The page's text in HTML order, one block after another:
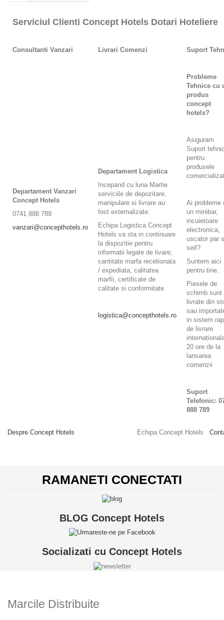
Serviciul Clienti Concept Hotels Dotari Hoteliere
Consultanti Vanzari Livrari Comenzi Suport
Departament Vanzari
Concept Hotels
0741 888 789
vanzari@concepthotels.ro
Departament Logistica
Incepand cu luna Martie
serviciile de depozitare,
manipulare si livrare au
fost externalizate.
Echipa Logistica Concept
Hotels va sta in continuare
la dispozitie pentru
informatii legate de livare,
cantitate marfa recetionata
/ expediata, calitatea
marfii, certificate de
calitate si conformitate.
logistica@concepthotels.ro
Probleme
Tehnice cu
produs
concept
hotels?
Asiguram
Suport
pentru
produsele
Ai probleme
un minibar,
incuietoare
electronica,
uscator par
seif?
Suntem aici
pentru tine.
Piesele de
schimb sunt
livrate din
sau
in sistem
de livrare
20 ore de la
lansarea
comenzii
Suport
Telefonic:
888 789
Despre Concept Hotels Echipa Concept Hotels
RAMANETI CONECTATI
BLOG Concept Hotels
Socializati cu Concept Hotels
Marcile Distribuite